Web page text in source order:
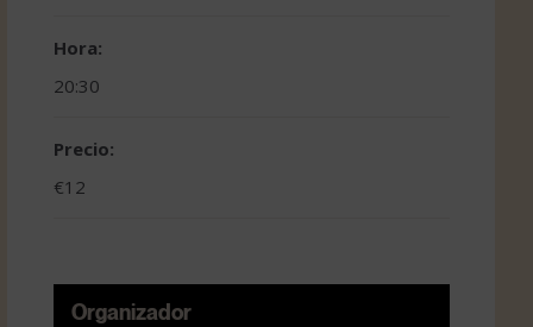
Hora:
20:30
Precio:
€12
Organizador